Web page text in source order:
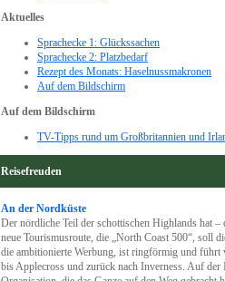
Aktuelles
Sprachecke 1: Glückssachen
Sprachecke 2: Platzbedarf
Rezept des Monats: Haselnussmakronen
Auf dem Bildschirm
Auf dem Bildschirm
TV-Tipps rund um Großbritannien und
Reisefreuden
An der Nordküste
Der nördliche Teil der schottischen Highlands hat –
neue Tourismusroute, die „North Coast 500“, soll
die ambitionierte Werbung, ist ringförmig und führt
bis Applecross und zurück nach Inverness. Auf